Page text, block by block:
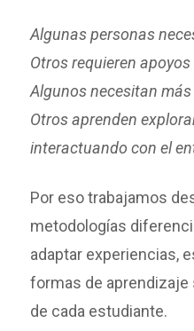
Algunas personas
Otros requieren apoyos
Algunos necesitan
Otros aprenden
interactuando con el
Por eso trabajamos
metodologías
adaptar experiencias,
formas de
de cada estudiante.